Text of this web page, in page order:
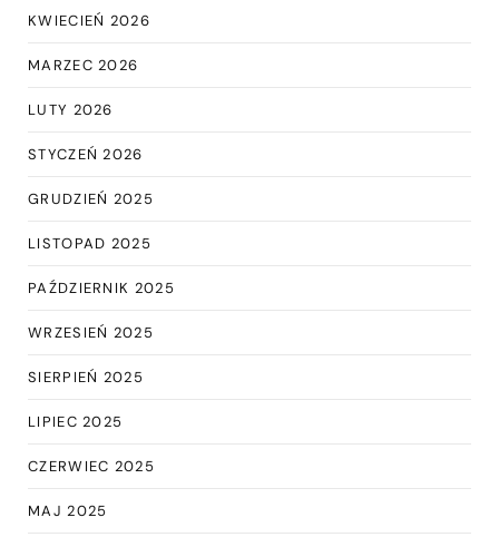
KWIECIEŃ 2026
MARZEC 2026
LUTY 2026
STYCZEŃ 2026
GRUDZIEŃ 2025
LISTOPAD 2025
PAŹDZIERNIK 2025
WRZESIEŃ 2025
SIERPIEŃ 2025
LIPIEC 2025
CZERWIEC 2025
MAJ 2025